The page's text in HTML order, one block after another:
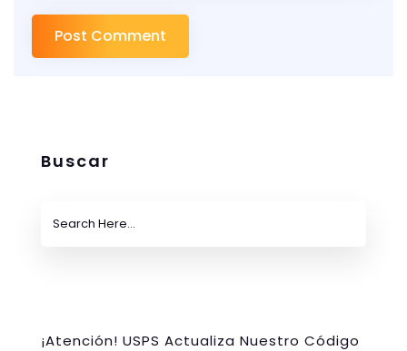
Buscar
¡Atención! USPS Actualiza Nuestro Código